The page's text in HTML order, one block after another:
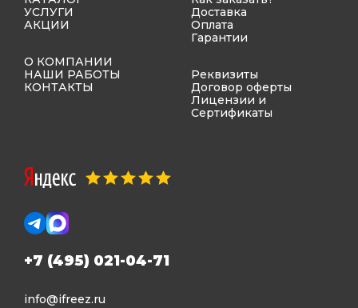
УСЛУГИ
АКЦИИ
О КОМПАНИИ
НАШИ РАБОТЫ
КОНТАКТЫ
Доставка
Оплата
Гарантии
Реквизиты
Договор оферты
Лицензии и
Сертификаты
+7 (495) 021-04-71
info@ifreez.ru